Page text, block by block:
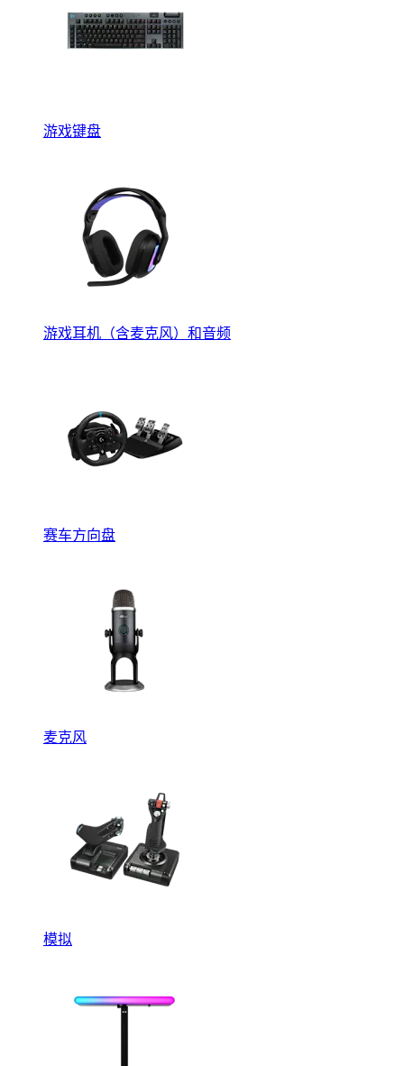
游戏键盘
游戏耳机（含麦克风）和音频
赛车方向盘
麦克风
模拟